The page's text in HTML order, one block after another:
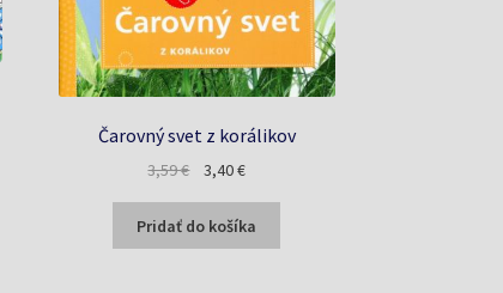
Čarovný svet z korálikov
3,59€
Pôvodná
bola:
3,59 €.
3,40€Aktuálna
je:
3,40 €.
Pridať do košíka